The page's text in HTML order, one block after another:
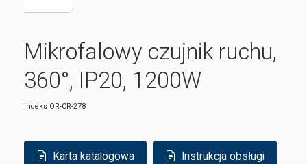
Mikrofalowy czujnik ruchu,
360°, IP20, 1200W
Indeks OR-CR-278
Karta katalogowa Instrukcja obsługi